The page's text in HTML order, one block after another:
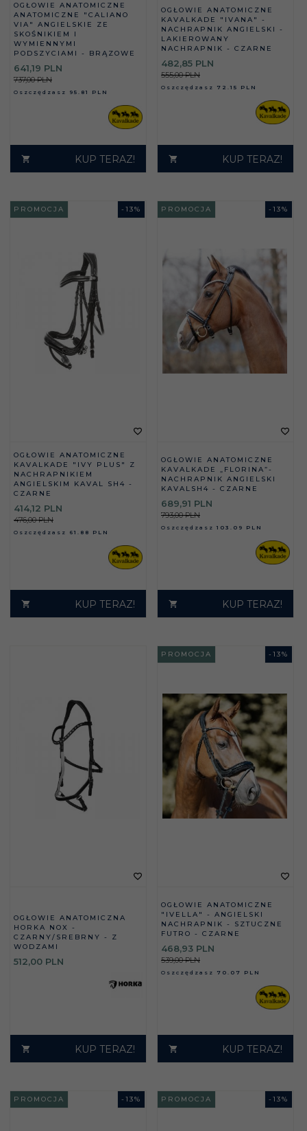
OGŁOWIE ANATOMICZNE
ANATOMICZNE "CALIANO
VIA" ANGIELSKIE ZE
SKOŚNIKIEM I
WYMIENNYMI
PODSZYCIAMI - BRĄZOWE
641,19 PLN
737,00 PLN
Oszczędzasz 95.81 PLN
KUP TERAZ!
OGŁOWIE ANATOMICZNE
KAVALKADE "IVANA" -
NACHRAPNIK ANGIELSKI -
LAKIEROWANY
NACHRAPNIK - CZARNE
482,85 PLN
555,00 PLN
Oszczędzasz 72.15 PLN
KUP TERAZ!
- 13%
PROMOCJA
OGŁOWIE ANATOMICZNE
KAVALKADE "IVY PLUS" Z
NACHRAPNIKIEM
ANGIELSKIM KAVAL SH4 -
CZARNE
414,12 PLN
476,00 PLN
Oszczędzasz 61.88 PLN
KUP TERAZ!
- 13%
PROMOCJA
OGŁOWIE ANATOMICZNE
KAVALKADE „FLORINA”-
NACHRAPNIK ANGIELSKI
KAVALSH4 - CZARNE
689,91 PLN
793,00 PLN
Oszczędzasz 103.09 PLN
KUP TERAZ!
OGŁOWIE ANATOMICZNA
HORKA NOX -
CZARNY/SREBRNY - Z
WODZAMI
512,00 PLN
KUP TERAZ!
- 13%
PROMOCJA
OGŁOWIE ANATOMICZNE
"IVELLA" - ANGIELSKI
NACHRAPNIK - SZTUCZNE
FUTRO - CZARNE
468,93 PLN
539,00 PLN
Oszczędzasz 70.07 PLN
KUP TERAZ!
- 13%
PROMOCJA - 13%
PROMOCJA